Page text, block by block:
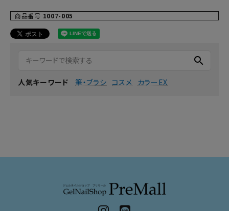
商品番号 1007-005
search
人気キーワード 筆・ブラシ コスメ カラーEX